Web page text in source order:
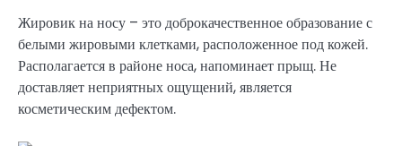
Жировик на носу – это доброкачественное образование с
белыми жировыми клетками, расположенное под кожей.
Располагается в районе носа, напоминает прыщ. Не
доставляет неприятных ощущений, является
косметическим дефектом.